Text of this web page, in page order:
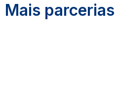
Mais parcerias